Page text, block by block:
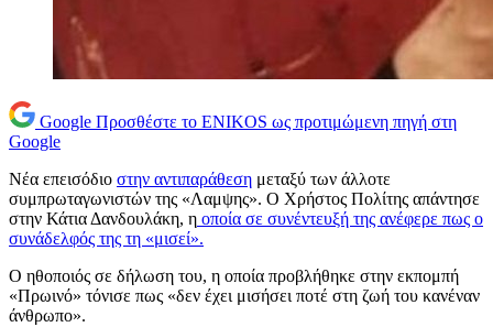
Google Προσθέστε το ENIKOS ως προτιμώμενη πηγή στη
Google
Νέα επεισόδιο στην αντιπαράθεση μεταξύ των άλλοτε
συμπρωταγωνιστών της «Λαμψης». Ο Χρήστος Πολίτης απάντησε
στην Κάτια Δανδουλάκη, η οποία σε συνέντευξή της ανέφερε πως ο
συνάδελφός της τη «μισεί».
Ο ηθοποιός σε δήλωση του, η οποία προβλήθηκε στην εκπομπή
«Πρωινό» τόνισε πως «δεν έχει μισήσει ποτέ στη ζωή του κανέναν
άνθρωπο».